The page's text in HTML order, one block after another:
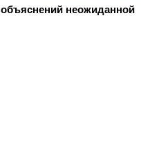
объяснений неожиданной